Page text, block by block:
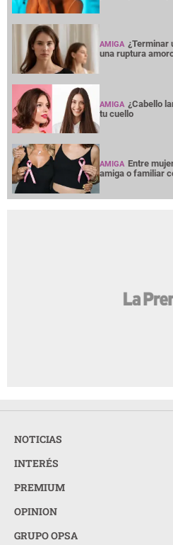
AMIGA ¿Terminar
una ruptura
AMIGA ¿Cabello
tu cuello
AMIGA Entre
amiga o familiar
NOTICIAS
INTERÉS
PREMIUM
OPINION
GRUPO OPSA